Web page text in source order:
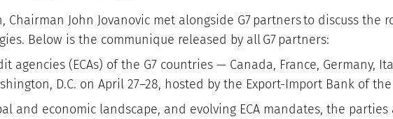
Chairman John Jovanovic met alongside G7 partners to discuss the
Below is the communique released by all G7 partners:
(ECAs) of the G7 countries — Canada, France, Germany,
D.C. on April 27–28, hosted by the Export-Import Bank of
and economic landscape, and evolving ECA mandates, the